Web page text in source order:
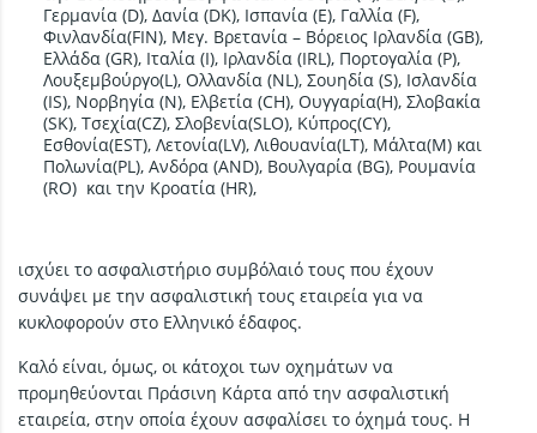
Γερμανία (D), Δανία (DK), Ισπανία (E), Γαλλία (F),
Φινλανδία(FIN), Μεγ. Βρετανία – Βόρειος Ιρλανδία (GB),
Ελλάδα (GR), Ιταλία (Ι), Ιρλανδία (IRL), Πορτογαλία (P),
Λουξεμβούργο(L), Ολλανδία (NL), Σουηδία (S), Ισλανδία
(IS), Νορβηγία (N), Ελβετία (CH), Ουγγαρία(H), Σλοβακία
(SK), Τσεχία(CZ), Σλοβενία(SLO), Κύπρος(CY),
Εσθονία(EST), Λετονία(LV), Λιθουανία(LT), Μάλτα(M) και
Πολωνία(PL), Ανδόρα (AND), Βουλγαρία (BG), Ρουμανία
(RO) και την Κροατία (HR),
ισχύει το ασφαλιστήριο συμβόλαιό τους που έχουν
συνάψει με την ασφαλιστική τους εταιρεία για να
κυκλοφορούν στο Ελληνικό έδαφος.
Καλό είναι, όμως, οι κάτοχοι των οχημάτων να
προμηθεύονται Πράσινη Κάρτα από την ασφαλιστική
εταιρεία, στην οποία έχουν ασφαλίσει το όχημά τους. Η